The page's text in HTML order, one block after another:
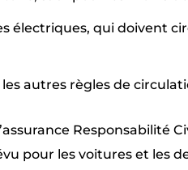
qui doivent
autres règles de
Responsabilité
pour les voitures et les